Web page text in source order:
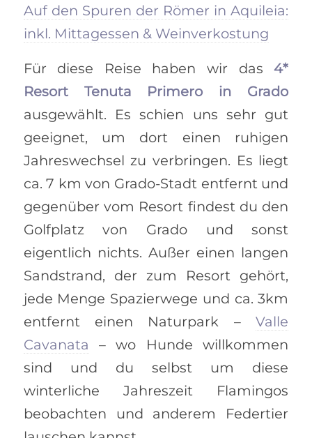
Auf den Spuren der Römer in Aquileia:
inkl. Mittagessen & Weinverkostung
Für diese Reise haben wir das4*
Resort Tenuta Primero in Grado
ausgewählt. Es schien uns sehr gut
geeignet, um dort einen ruhigen
Jahreswechsel zu verbringen. Es liegt
ca. 7 km von Grado-Stadt entfernt und
gegenüber vom Resort findest du den
Golfplatz von Grado und sonst
eigentlich nichts. Außer einen langen
Sandstrand, der zum Resort gehört,
jede Menge Spazierwege und ca. 3km
entfernt einen Naturpark –Valle
Cavanata – wo Hunde willkommen
sind und du selbst um diese
winterliche Jahreszeit Flamingos
beobachten und anderem Federtier